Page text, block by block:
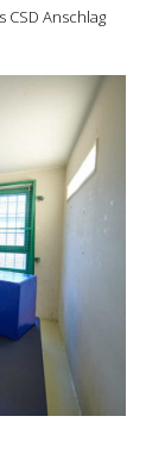
Anschlag